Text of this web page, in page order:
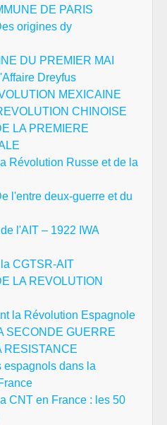
DE PARIS
origines dy
DU PREMIER MAI
Dreyfus
MEXICAINE
CHINOISE
LA PREMIERE
Révolution Russe et de la
l'entre deux-guerre et du
l'AIT – 1922 IWA
CGTSR-AIT
LA REVOLUTION
la Révolution Espagnole
SECONDE GUERRE
RESISTANCE
espagnols dans la
CNT en France : les 50